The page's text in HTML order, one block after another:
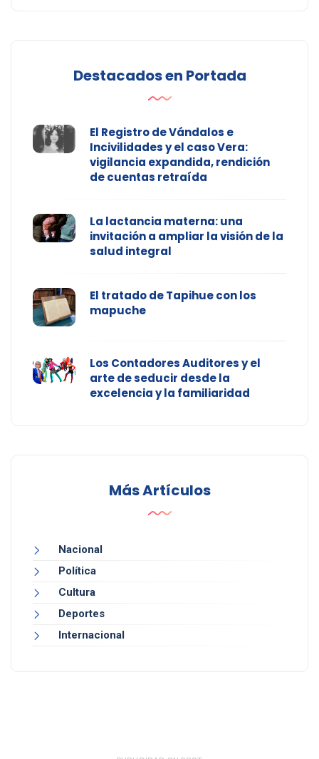
Destacados en Portada
El Registro de Vándalos e
Incivilidades y el caso Vera:
vigilancia expandida, rendición
de cuentas retraída
La lactancia materna: una
invitación a ampliar la visión de la
salud integral
El tratado de Tapihue con los
mapuche
Los Contadores Auditores y el
arte de seducir desde la
excelencia y la familiaridad
Más Artículos
Nacional
Política
Cultura
Deportes
Internacional